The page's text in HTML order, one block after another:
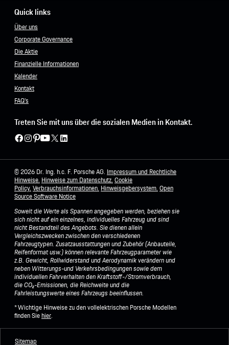
Quick links
Über uns
Corporate Governance
Die Aktie
Finanzielle Informationen
Kalender
Kontakt
FAQ's
Treten Sie mit uns über die sozialen Medien in Kontakt.
© 2026 Dr. Ing. h.c. F. Porsche AG.Impressum und Rechtliche
Hinweise.Hinweise zum Datenschutz.Cookie
Policy.Verbrauchsinformationen.Hinweisgebersystem.Open
Source Software Notice
Soweit die Werte als Spannen angegeben werden, beziehen sie
sich nicht auf ein einzelnes, individuelles Fahrzeug und sind
nicht Bestandteil des Angebots. Sie dienen allein
Vergleichszwecken zwischen den verschiedenen
Fahrzeugtypen. Zusatzausstattungen und Zubehör (Anbauteile,
Reifenformat usw.) können relevante Fahrzeugparameter wie
z.B. Gewicht, Rollwiderstand und Aerodynamik verändern und
neben Witterungs-und Verkehrsbedingungen sowie dem
individuellen Fahrverhalten den Kraftstoff-/Stromverbrauch,
die CO₂-Emissionen, die Reichweite und die
Fahrleistungswerte eines Fahrzeugs beeinflussen.
* Wichtige Hinweise zu den vollelektrischen Porsche Modellen
finden Siehier.
Sitemap